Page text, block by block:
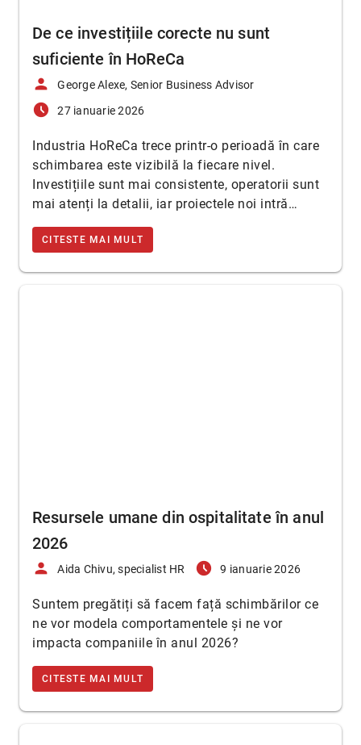
De ce investițiile corecte nu sunt
suficiente în HoReCa
person George Alexe, Senior Business Advisor
access_time_filled 27 ianuarie 2026
Industria HoReCa trece printr-o perioadă în care
schimbarea este vizibilă la fiecare nivel.
Investițiile sunt mai consistente, operatorii sunt
mai atenți la detalii, iar proiectele noi intră…
CITESTE MAI MULT
Resursele umane din ospitalitate în anul
2026
person Aida Chivu, specialist HR access_time_filled 9 ianuarie 2026
Suntem pregătiți să facem față schimbărilor ce
ne vor modela comportamentele și ne vor
impacta companiile în anul 2026?
CITESTE MAI MULT